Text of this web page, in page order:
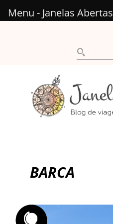
BARCA
Menu - Janelas Abertas